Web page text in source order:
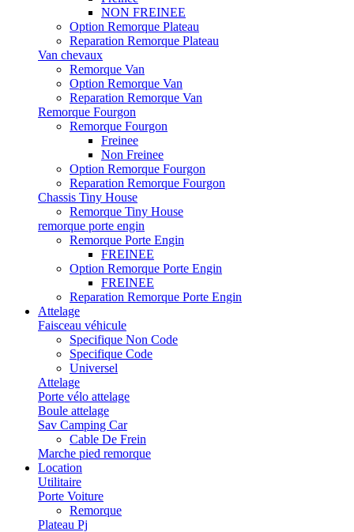
NON FREINEE
Option Remorque Plateau
Reparation Remorque Plateau
Van chevaux
Remorque Van
Option Remorque Van
Reparation Remorque Van
Remorque Fourgon
Remorque Fourgon
Freinee
Non Freinee
Option Remorque Fourgon
Reparation Remorque Fourgon
Chassis Tiny House
Remorque Tiny House
remorque porte engin
Remorque Porte Engin
FREINEE
Option Remorque Porte Engin
FREINEE
Reparation Remorque Porte Engin
Attelage
Faisceau véhicule
Specifique Non Code
Specifique Code
Universel
Attelage
Porte vélo attelage
Boule attelage
Sav Camping Car
Cable De Frein
Marche pied remorque
Location
Utilitaire
Porte Voiture
Remorque
Plateau Pj